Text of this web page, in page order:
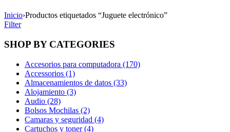
Inicio›Productos etiquetados “Juguete electrónico”
Filter
SHOP BY CATEGORIES
Accesorios para computadora (170)
Accessorios (1)
Almacenamientos de datos (33)
Alojamiento (3)
Audio (28)
Bolsos Mochilas (2)
Camaras y seguridad (4)
Cartuchos y toner (4)